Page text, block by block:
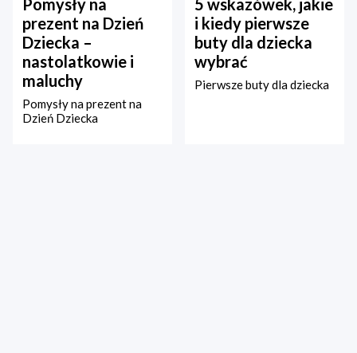
Pomysły na
prezent na Dzień
Dziecka –
nastolatkowie i
maluchy
Pomysły na prezent na
Dzień Dziecka
5 wskazówek, jakie
i kiedy pierwsze
buty dla dziecka
wybrać
Pierwsze buty dla dziecka